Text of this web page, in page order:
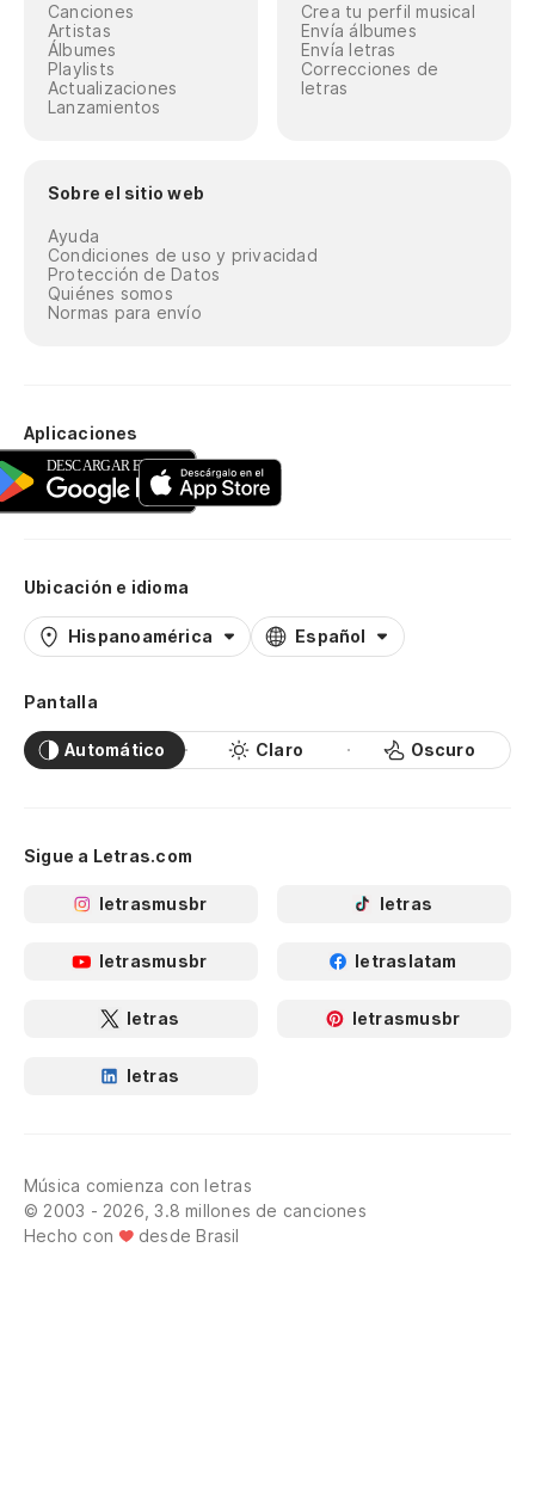
Canciones
Artistas
Álbumes
Playlists
Actualizaciones
Lanzamientos
Crea tu perfil musical
Envía álbumes
Envía letras
Correcciones de
letras
Sobre el sitio web
Ayuda
Condiciones de uso y privacidad
Protección de Datos
Quiénes somos
Normas para envío
Aplicaciones
Ubicación e idioma
Hispanoamérica Español
Pantalla
Automático Claro Oscuro
Sigue a Letras.com
letrasmusbr letras
letrasmusbr letraslatam
letras letrasmusbr
letras
Música comienza con letras
© 2003 - 2026, 3.8 millones de canciones
Hecho con
desde Brasil